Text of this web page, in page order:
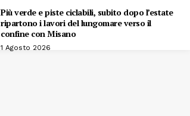
Più verde e piste ciclabili, subito dopo l’estate
ripartono i lavori del lungomare verso il
confine con Misano
1 Agosto 2026